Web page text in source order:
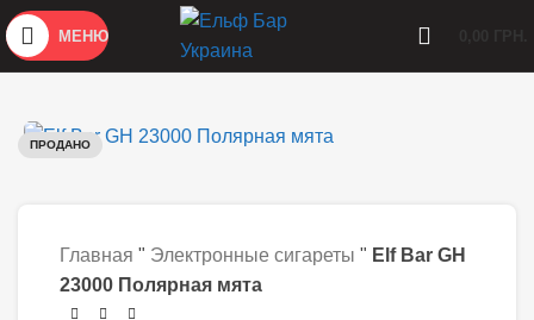
МЕНЮ
ПРОДАНО
Главная " Электронные сигареты " Elf Bar GH
23000 Полярная мята